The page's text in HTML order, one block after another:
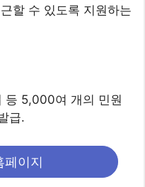
할 수 있도록 지원하는
등 5,000여 개의 민원
급.
이지